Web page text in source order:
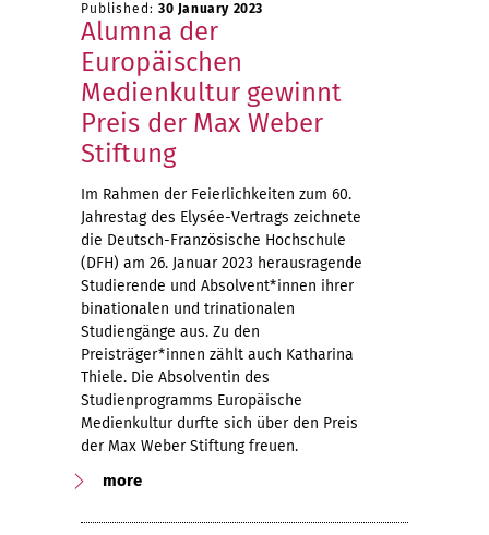
Published: 30 January 2023
Alumna der
Europäischen
Medienkultur gewinnt
Preis der Max Weber
Stiftung
Im Rahmen der Feierlichkeiten zum 60.
Jahrestag des Elysée-Vertrags zeichnete
die Deutsch-Französische Hochschule
(DFH) am 26. Januar 2023 herausragende
Studierende und Absolvent*innen ihrer
binationalen und trinationalen
Studiengänge aus. Zu den
Preisträger*innen zählt auch Katharina
Thiele. Die Absolventin des
Studienprogramms Europäische
Medienkultur durfte sich über den Preis
der Max Weber Stiftung freuen.
more